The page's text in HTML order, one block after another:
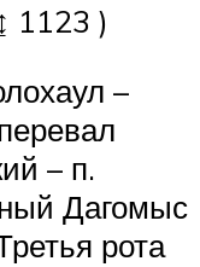
1123 )
–
– п.
Дагомыс
рота